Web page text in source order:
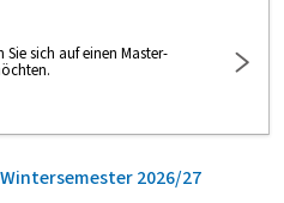
Sie sich auf einen Master-
2026/27